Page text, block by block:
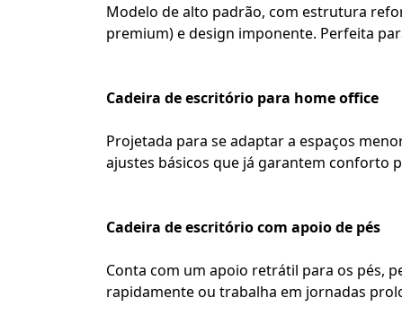
Modelo de alto padrão, com estrutura
premium) e design imponente. Perfeita
Cadeira de escritório para home office
Projetada para se adaptar a espaços
ajustes básicos que já garantem conforto
Cadeira de escritório com apoio de pés
Conta com um apoio retrátil para os pés,
rapidamente ou trabalha em jornadas